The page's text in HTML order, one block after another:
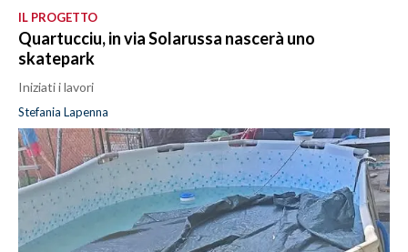
IL PROGETTO
Quartucciu, in via Solarussa nascerà uno
skatepark
Iniziati i lavori
Stefania Lapenna